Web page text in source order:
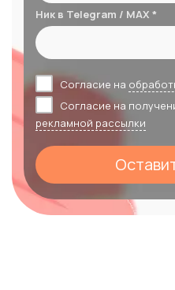
Ник в Telegram / MAX *
Согласие на
Согласие на
рекламной рассылки